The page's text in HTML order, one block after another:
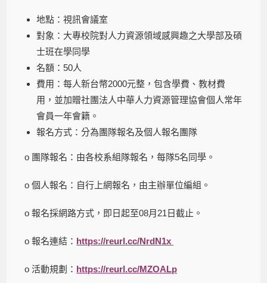
地點：視訊會議室
對象：大專校院對人力資源領域感興趣之大學部及碩
士班在學同學
名額：50人
費用：每人新台幣2000元整，包含學費、教材費
用，並加贈社團法人中華人力資源管理協會個人常年
會員一年會籍。
報名方式：分為團隊報名及個人報名團隊
o 團隊報名：由各校系組隊報名，每隊5名同學。
o 個人報名：自行上網報名，由主辦單位編組。
o 報名採網路方式，即日起至08月21日截止。
o 報名連結： https://reurl.cc/NrdN1x
o 活動規劃： https://reurl.cc/MZOALp